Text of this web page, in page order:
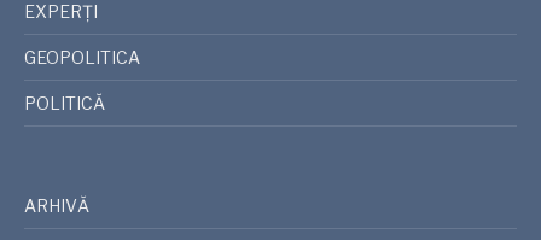
EXPERȚI
GEOPOLITICA
POLITICĂ
ARHIVĂ